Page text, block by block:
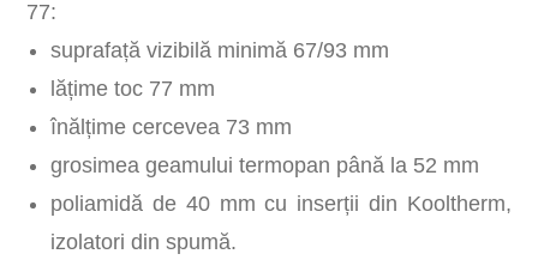
77:
suprafață vizibilă minimă 67/93 mm
lățime toc 77 mm
înălțime cercevea 73 mm
grosimea geamului termopan până la 52 mm
poliamidă de 40 mm cu inserții din Kooltherm,
izolatori din spumă.